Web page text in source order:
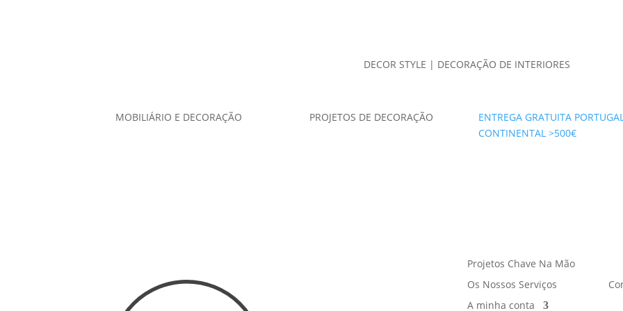
DECOR STYLE | DECORAÇÃO DE INTERIORES
MOBILIÁRIO E DECORAÇÃO PROJETOS DE DECORAÇÃO
ENTREGA GRATUITA
CONTINENTAL >500€
Projetos Chave Na Mão
Os Nossos Serviços
A minha conta